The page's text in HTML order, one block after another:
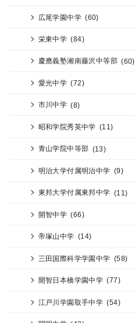
広尾学園中学 (60)
栄東中学 (84)
慶應義塾湘南藤沢中等部 (60)
愛光中学 (72)
市川中学 (8)
昭和学院秀英中学 (11)
青山学院中等部 (13)
明治大学付属明治中学 (9)
東邦大学付属東邦中学 (11)
開智中学 (66)
帝塚山中学 (14)
三田国際科学学園中学 (58)
開智日本橋学園中学 (77)
江戸川学園取手中学 (54)